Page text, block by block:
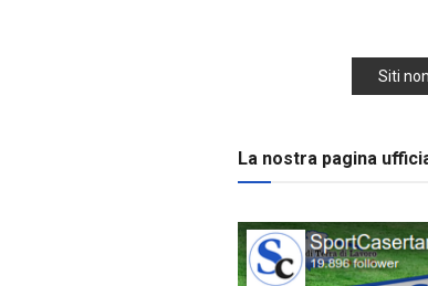
Siti
La nostra pagina